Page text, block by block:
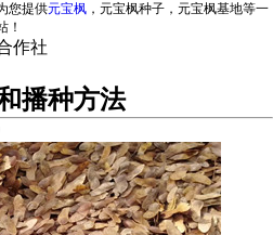
您提供元宝枫 ，元宝枫种子，元宝枫基地等一
！
播种方法